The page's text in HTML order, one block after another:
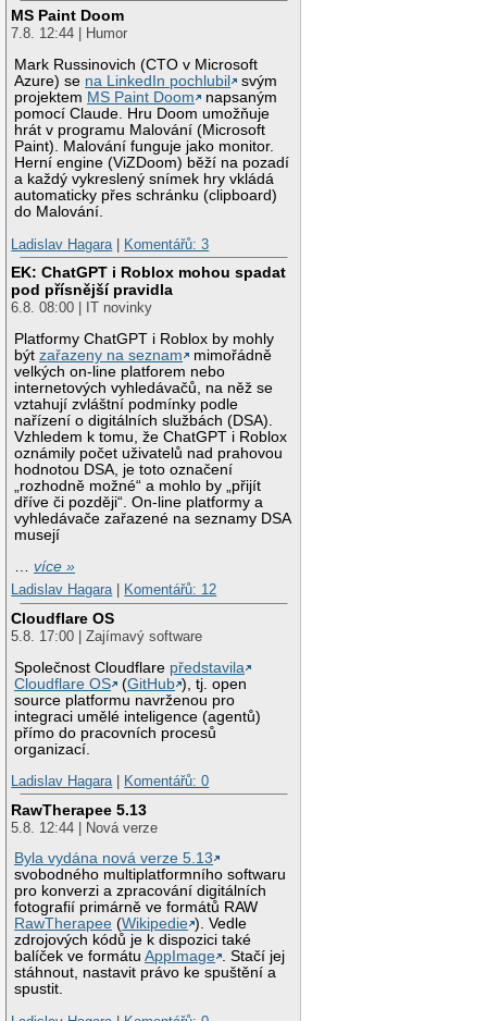
MS Paint Doom
7.8. 12:44 | Humor
Mark Russinovich (CTO v Microsoft
Azure) se na LinkedIn pochlubil
svým
projektem MS Paint Doom
napsaným
pomocí Claude. Hru Doom umožňuje
hrát v programu Malování (Microsoft
Paint). Malování funguje jako monitor.
Herní engine (ViZDoom) běží na pozadí
a každý vykreslený snímek hry vkládá
automaticky přes schránku (clipboard)
do Malování.
Ladislav Hagara
Komentářů: 3
EK: ChatGPT i Roblox mohou spadat
pod přísnější pravidla
6.8. 08:00 | IT novinky
Platformy ChatGPT i Roblox by mohly
býtzařazeny na seznam
mimořádně
velkých on-line platforem nebo
internetových vyhledávačů, na něž se
vztahují zvláštní podmínky podle
nařízení o digitálních službách (DSA).
Vzhledem k tomu, že ChatGPT i Roblox
oznámily počet uživatelů nad prahovou
hodnotou DSA, je toto označení
„rozhodně možné“ a mohlo by „přijít
dříve či později“. On-line platformy a
vyhledávače zařazené na seznamy DSA
musejí
…více »
Ladislav Hagara| Komentářů: 12
Cloudflare OS
5.8. 17:00 | Zajímavý software
Společnost Cloudflare představila
Cloudflare OS
(GitHub ), tj. open
source platformu navrženou pro
integraci umělé inteligence (agentů)
přímo do pracovních procesů
organizací.
Ladislav Hagara| Komentářů: 0
RawTherapee 5.13
5.8. 12:44 | Nová verze
Byla vydána nová verze 5.13
svobodného multiplatformního softwaru
pro konverzi a zpracování digitálních
fotografií primárně ve formátů RAW
RawTherapee (Wikipedie ). Vedle
zdrojových kódů je k dispozici také
balíček ve formátuAppImage . Stačí jej
stáhnout, nastavit právo ke spuštění a
spustit.